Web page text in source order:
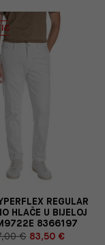
REGULAR
HLAČE U BIJELOJ
8366197
€ 83,50 €